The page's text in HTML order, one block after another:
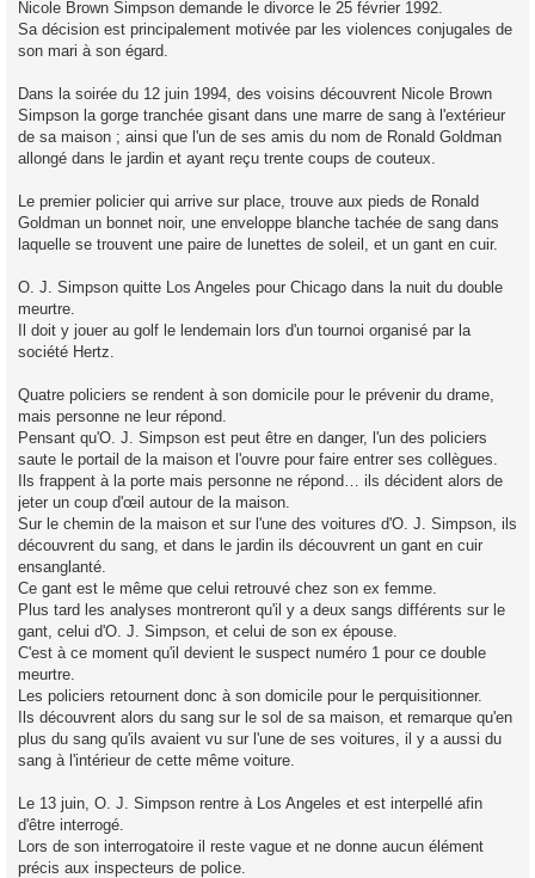
Nicole Brown Simpson demande le divorce le 25 février 1992.
Sa décision est principalement motivée par les violences conjugales de
son mari à son égard.
Dans la soirée du 12 juin 1994, des voisins découvrent Nicole Brown
Simpson la gorge tranchée gisant dans une marre de sang à l'extérieur
de sa maison ; ainsi que l'un de ses amis du nom de Ronald Goldman
allongé dans le jardin et ayant reçu trente coups de couteux.
Le premier policier qui arrive sur place, trouve aux pieds de Ronald
Goldman un bonnet noir, une enveloppe blanche tachée de sang dans
laquelle se trouvent une paire de lunettes de soleil, et un gant en cuir.
O. J. Simpson quitte Los Angeles pour Chicago dans la nuit du double
meurtre.
Il doit y jouer au golf le lendemain lors d'un tournoi organisé par la
société Hertz.
Quatre policiers se rendent à son domicile pour le prévenir du drame,
mais personne ne leur répond.
Pensant qu'O. J. Simpson est peut être en danger, l'un des policiers
saute le portail de la maison et l'ouvre pour faire entrer ses collègues.
Ils frappent à la porte mais personne ne répond… ils décident alors de
jeter un coup d'œil autour de la maison.
Sur le chemin de la maison et sur l'une des voitures d'O. J. Simpson, ils
découvrent du sang, et dans le jardin ils découvrent un gant en cuir
ensanglanté.
Ce gant est le même que celui retrouvé chez son ex femme.
Plus tard les analyses montreront qu'il y a deux sangs différents sur le
gant, celui d'O. J. Simpson, et celui de son ex épouse.
C'est à ce moment qu'il devient le suspect numéro 1 pour ce double
meurtre.
Les policiers retournent donc à son domicile pour le perquisitionner.
Ils découvrent alors du sang sur le sol de sa maison, et remarque qu'en
plus du sang qu'ils avaient vu sur l'une de ses voitures, il y a aussi du
sang à l'intérieur de cette même voiture.
Le 13 juin, O. J. Simpson rentre à Los Angeles et est interpellé afin
d'être interrogé.
Lors de son interrogatoire il reste vague et ne donne aucun élément
précis aux inspecteurs de police.